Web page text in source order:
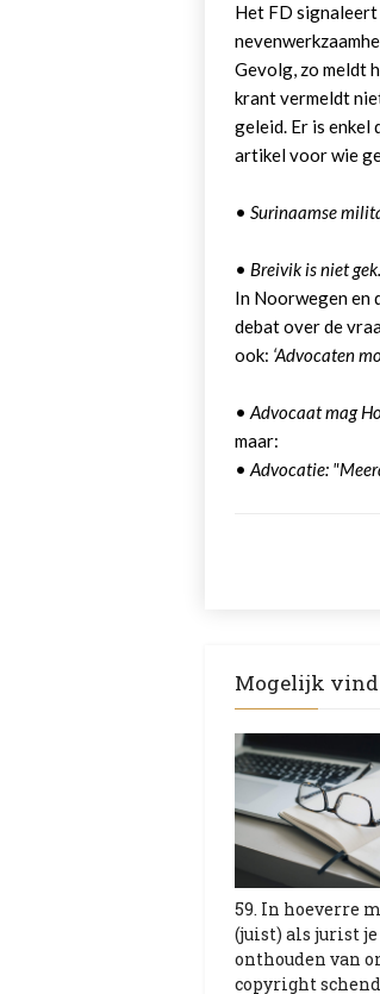
Het FD signaleert
Gevolg, zo meldt
krant vermeldt
geleid. Er is
artikel voor wie
• Surinaamse
• Breivik is niet
In Noorwegen en
debat over de
ook: ‘Advocaten
• Advocaat mag
maar:
• Advocatie:
Mogelijk vind
59. In hoeverre
(juist) als jurist je
onthouden van
copyright